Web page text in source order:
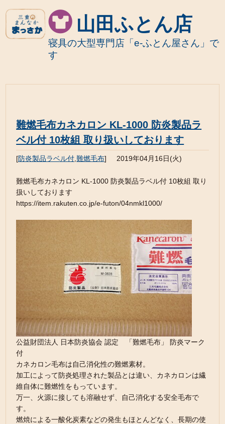
山田ふとん店
寝具の大型専門店「e-ふとん屋さん」で
す
難燃毛布カネカロン KL-1000 防炎製品ラ
ベル付 10枚組 取り扱いしております
[防炎製品ラベル付 ,難燃毛布] 2019年04月16日(火)
難燃毛布カネカロン KL-1000 防炎製品ラベル付 10枚組 取り
扱いしております
https://item.rakuten.co.jp/e-futon/04nmkl1000/
公益財団法人 日本防炎協会 認定 「難燃毛布」 防炎マーク
付
カネカロン毛布は自己消化性の難燃素材。
加工によって防炎処理された製品とは違い、カネカロンは繊
維自体に難燃性をもっています。
万一、火源に接しても溶融せず、自己消化する安全毛布で
す。
燃焼による一酸化炭素などの発生もほとんどなく、長期の使